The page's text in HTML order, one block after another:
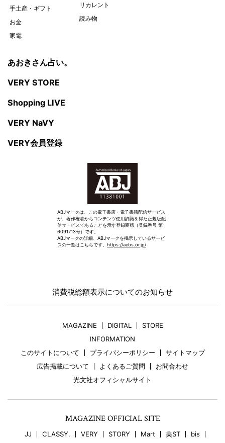
手土産・ギフト
お金
家電
リカレント
読み物
あおきさん占い。
VERY STORE
Shopping LIVE
VERY NaVY
VERY会員登録
ABJマークは、この電子書店・電子書籍配信サービス
が、著作権者からコンテンツ使用許諾を得た正規版配
信サービスであることを示す登録商標（登録番号 第
6091713号）です。
ABJマークの詳細、ABJマークを掲示しているサービ
スの一覧はこちらです。 https://aebs.or.jp/
消費税総額表示についてのお知らせ
MAGAZINE DIGITAL
STORE
INFORMATION
このサイトについて
プライバシーポリシー
サイトマップ
広告掲載について
よくあるご質問
お問合わせ
光文社オフィシャルサイト
MAGAZINE OFFICIAL SITE
JJ CLASSY. VERY STORY Mart 美ST bis